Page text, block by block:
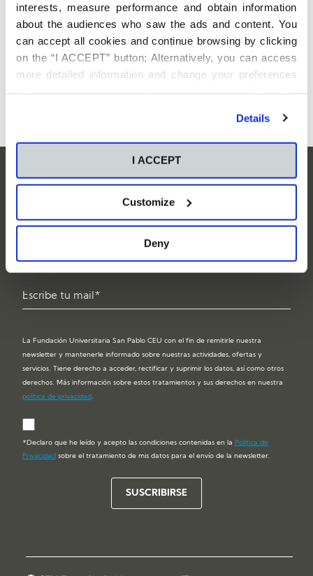
interests, measure performance and obtain information
about the audiences who saw the ads and content. You
can accept all cookies and continue browsing by clicking
on the “I ACCEPT” button; Alternatively, you can access
more detailed information and change your preferences
Details
I ACCEPT
Customize
Deny
Con esta propuesta, desde la Escuela de Negocios CEU
Castilla y León se pretende dar respuesta a una necesidad
manifestada por diferentes empresas en el ámbito de la
mejora de la calidad en la atención telefónica, a través del
Suscríbete para mantenerte
informado
La Fundación Universitaria San Pablo CEU con el fin de remitirle nuestra
newsletter y mantenerle informado sobre nuestras actividades, ofertas y
servicios. Tiene derecho a acceder, rectificar y suprimir los datos, así como otros
derechos. Más información sobre estos tratamientos y sus derechos en nuestra
política de privacidad.
*Declaro que he leído y acepto las condiciones contenidas en la Política de
Privacidad sobre el tratamiento de mis datos para el envío de la newsletter.